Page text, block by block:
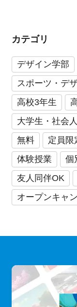
カテゴリ
デザイン学部
スポーツ・デ
高校3年生
大学生・社会人
無料
定員限
体験授業
個
友人同伴OK
オープンキャ